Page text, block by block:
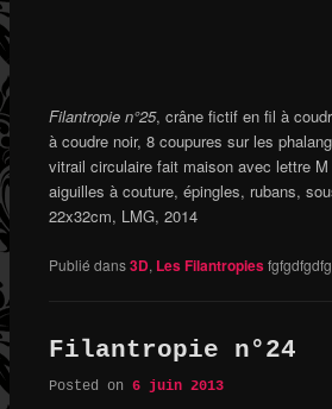
Filantropie n°25, crâne fictif en fil à
à coudre noir, 8 coupures sur les
vitrail circulaire fait maison avec lettre
aiguilles à couture, épingles, rubans,
22x32cm, LMG, 2014
Publié dans3D, Les Filantropiesfgfgdfgdfg
Filantropie n°24
Posted on 6 juin 2013